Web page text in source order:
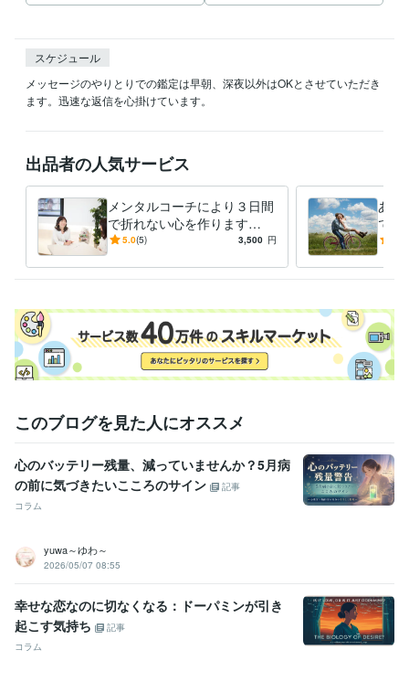
スケジュール
メッセージのやりとりでの鑑定は早朝、深夜以外はOKとさせていただき
ます。迅速な返信を心掛けています。
出品者の人気サービス
メンタルコーチにより３日間
で折れない心を作ります
【本当に変わりたい人限定】
けます。
5.0(5) 3,500 円
あな
で解
ゴー
このブログを見た人にオススメ
心のバッテリー残量、減っていませんか？5月病
の前に気づきたいこころのサイン
記事
コラム
yuwa～ゆわ～
2026/05/07 08:55
幸せな恋なのに切なくなる：ドーパミンが引き
起こす気持ち
記事
コラム